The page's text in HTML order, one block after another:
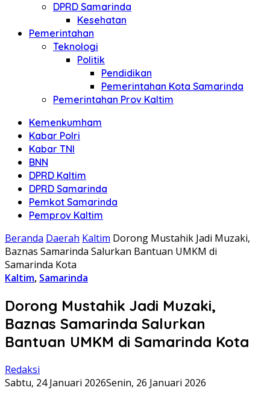
DPRD Samarinda
Kesehatan
Pemerintahan
Teknologi
Politik
Pendidikan
Pemerintahan Kota Samarinda
Pemerintahan Prov Kaltim
Kemenkumham
Kabar Polri
Kabar TNI
BNN
DPRD Kaltim
DPRD Samarinda
Pemkot Samarinda
Pemprov Kaltim
Beranda Daerah Kaltim Dorong Mustahik Jadi Muzaki,
Baznas Samarinda Salurkan Bantuan UMKM di
Samarinda Kota
Kaltim, Samarinda
Dorong Mustahik Jadi Muzaki,
Baznas Samarinda Salurkan
Bantuan UMKM di Samarinda Kota
Redaksi
Sabtu, 24 Januari 2026Senin, 26 Januari 2026